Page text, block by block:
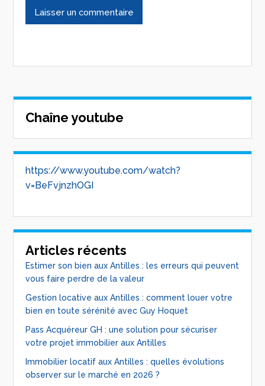
Chaîne youtube
https://www.youtube.com/watch?
v=BeFvjnzhOGI
Articles récents
Estimer son bien aux Antilles : les erreurs qui peuvent
vous faire perdre de la valeur
Gestion locative aux Antilles : comment louer votre
bien en toute sérénité avec Guy Hoquet
Pass Acquéreur GH : une solution pour sécuriser
votre projet immobilier aux Antilles
Immobilier locatif aux Antilles : quelles évolutions
observer sur le marché en 2026 ?